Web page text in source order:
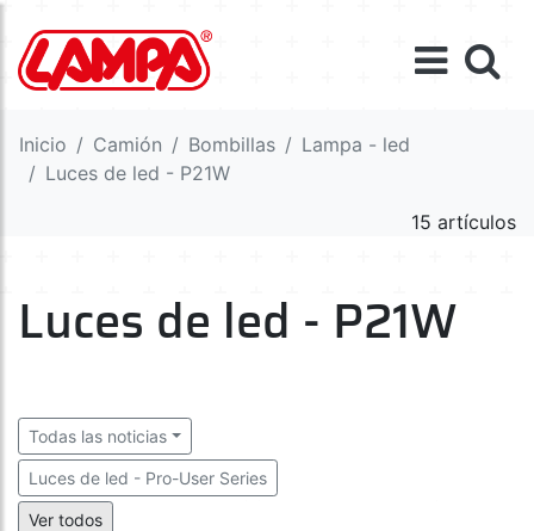
Inicio Camión Bombillas
Lampa - led
Luces de led - P21W
15 artículos
Luces de led - P21W
Todas las noticias
Luces de led - Pro-User Series
Luces de led - H1-H3-H4...
Ver todos